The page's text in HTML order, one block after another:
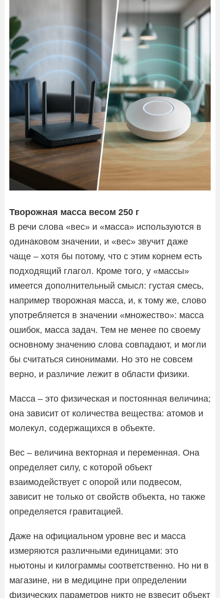
Творожная масса весом 250 г
В речи слова «вес» и «масса» используются в
одинаковом значении, и «вес» звучит даже
чаще – хотя бы потому, что с этим корнем есть
подходящий глагол. Кроме того, у «массы»
имеется дополнительный смысл: густая смесь,
например творожная масса, и, к тому же, слово
употребляется в значении «множество»: масса
ошибок, масса задач. Тем не менее по своему
основному значению слова совпадают, и могли
бы считаться синонимами. Но это не совсем
верно, и различие лежит в области физики.
Масса – это физическая и постоянная величина;
она зависит от количества вещества: атомов и
молекул, содержащихся в объекте.
Вес – величина векторная и переменная. Она
определяет силу, с которой объект
взаимодействует с опорой или подвесом,
зависит не только от свойств объекта, но также
определяется гравитацией.
Даже на официальном уровне вес и масса
измеряются различными единицами: это
ньютоны и килограммы соответственно. Но ни в
магазине, ни в медицине при определении
физических параметров никто не взвесит объект